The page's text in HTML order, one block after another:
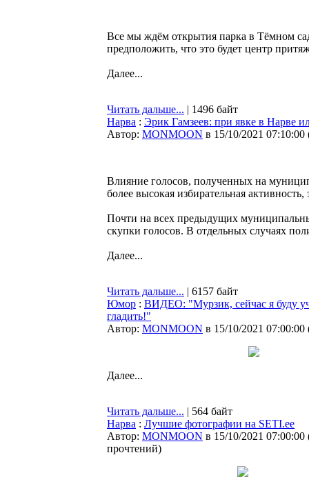
Все мы ждём открытия парка в Тёмном
предположить, что это будет центр
Далее...
Читать дальше... | 1496 байт
Нарва : Эрик Гамзеев: при явке в Нарве
Автор: MONMOON в 15/10/2021 07:10:00
Влияние голосов, полученных на
более высокая избирательная
Почти на всех предыдущих
скупки голосов. В отдельных случаях
Далее...
Читать дальше... | 6157 байт
Юмор : ВИДЕО: "Мурзик, сейчас я буду
гладить!"
Автор: MONMOON в 15/10/2021 07:00:00
Далее...
Читать дальше... | 564 байт
Нарва : Лучшие фотографии на SETI.ee
Автор: MONMOON в 15/10/2021 07:00:00
прочтений)